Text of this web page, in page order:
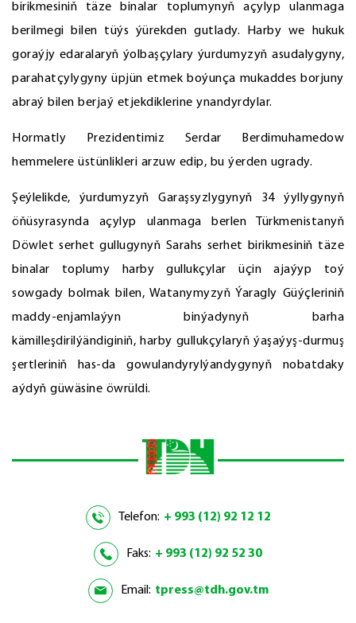
birikmesiniň täze binalar toplumynyň açylyp ulanmaga
berilmegi bilen tüýs ýürekden gutlady. Harby we hukuk
goraýjy edaralaryň ýolbaşçylary ýurdumyzyň asudalygyny,
parahatçylygyny üpjün etmek boýunça mukaddes borjuny
abraý bilen berjaý etjekdiklerine ynandyrdylar.
Hormatly Prezidentimiz Serdar Berdimuhamedow
hemmelere üstünlikleri arzuw edip, bu ýerden ugrady.
Şeýlelikde, ýurdumyzyň Garaşsyzlygynyň 34 ýyllygynyň
öňüsyrasynda açylyp ulanmaga berlen Türkmenistanyň
Döwlet serhet gullugynyň Sarahs serhet birikmesiniň täze
binalar toplumy harby gullukçylar üçin ajaýyp toý
sowgady bolmak bilen, Watanymyzyň Ýaragly Güýçleriniň
maddy-enjamlaýyn binýadynyň barha
kämilleşdirilýändiginiň, harby gullukçylaryň ýaşaýyş-durmuş
şertleriniň has-da gowulandyrylýandygynyň nobatdaky
aýdyň güwäsine öwrüldi.
Telefon: + 993 (12) 92 12 12
Faks: + 993 (12) 92 52 30
Email: tpress@tdh.gov.tm